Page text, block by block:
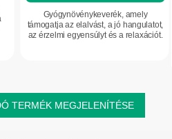
Gyógynövénykeverék, amely
támogatja az elalvást, a jó hangulatot,
az érzelmi egyensúlyt és a relaxációt.
TERMÉK MEGJELENÍTÉSE